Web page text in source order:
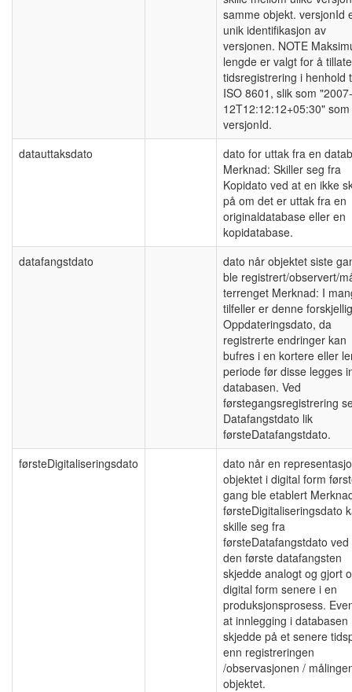
samme objekt. versjonId
unik identifikasjon av
versjonen. NOTE
lengde er valgt for å tillate
tidsregistrering i henhold
ISO 8601, slik som
12T12:12:12+05:30" som
versjonId.
datauttaksdato
dato for uttak fra en
Merknad: Skiller seg fra
Kopidato ved at en ikke
på om det er uttak fra en
originaldatabase eller en
kopidatabase.
datafangstdato
dato når objektet siste
ble registrert/observert/
terrenget Merknad: I
tilfeller er denne
Oppdateringsdato, da
registrerte endringer kan
bufres i en kortere eller
periode før disse legges
databasen. Ved
førstegangsregistrering
Datafangstdato lik
førsteDatafangstdato.
førsteDigitaliseringsdato
dato når en
objektet i digital form
gang ble etablert
førsteDigitaliseringsdato
skille seg fra
førsteDatafangstdato ved
den første datafangsten
skjedde analogt og gjort
digital form senere i en
produksjonsprosess.
at innlegging i databasen
skjedde på et senere
enn registreringen
/observasjonen /
objektet.